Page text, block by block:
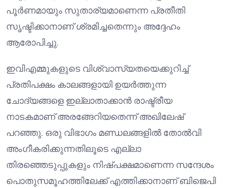
പൂർണമായും സുതാര്യമാണെന്ന പ്രതീതി
സൃഷ്ടിക്കാനാണ് ശ്രമിച്ചതെന്നും അദ്ദേഹം
ആരോപിച്ചു.
ഇവിഎമ്മുകളുടെ വിശ്വാസ്യതയെക്കുറിച്ച്
പ്രതിപക്ഷം കാലങ്ങളായി ഉയർത്തുന്ന
ചോദ്യങ്ങളെ ഇല്ലാതാക്കാൻ രാഷ്ട്രീയ
നാടകമാണ് അരങ്ങേറിയതെന്ന് അഖിലേഷ്
പറഞ്ഞു. ഒരു വിഭാഗം മണ്ഡലങ്ങളിൽ തോൽവി
അംഗീകരിക്കുന്നതിലൂടെ എല്ലാ
തിരഞ്ഞെടുപ്പുകളും നിഷ്പക്ഷമാണെന്ന സന്ദേശം
പൊതുസമൂഹത്തിലേക്ക് എത്തിക്കാനാണ് ബിജെപി